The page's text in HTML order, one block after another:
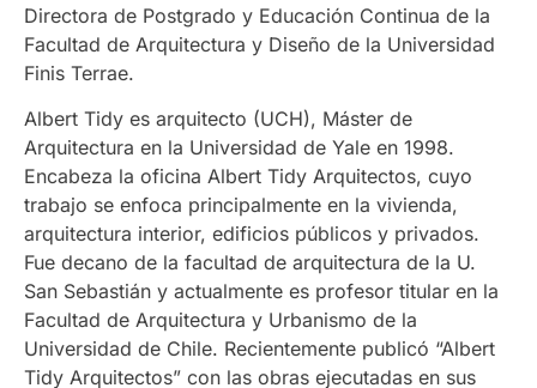
Directora de Postgrado y Educación Continua de la
Facultad de Arquitectura y Diseño de la Universidad
Finis Terrae.
Albert Tidy es arquitecto (UCH), Máster de
Arquitectura en la Universidad de Yale en 1998.
Encabeza la oficina Albert Tidy Arquitectos, cuyo
trabajo se enfoca principalmente en la vivienda,
arquitectura interior, edificios públicos y privados.
Fue decano de la facultad de arquitectura de la U.
San Sebastián y actualmente es profesor titular en la
Facultad de Arquitectura y Urbanismo de la
Universidad de Chile. Recientemente publicó “Albert
Tidy Arquitectos” con las obras ejecutadas en sus